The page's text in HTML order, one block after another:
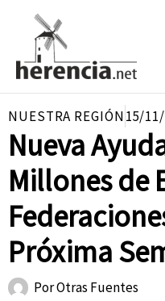
contenido
NUESTRA REGIÓN15/
Nueva
Millones de
Próxima
PorOtras Fuentes